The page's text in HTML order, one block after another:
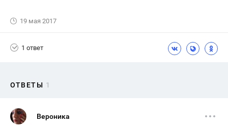
19 мая 2017
1 ответ
ОТВЕТЫ 1
Вероника